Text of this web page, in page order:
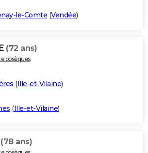
le-Comte (Vendée)
(72 ans)
obsèques
(Ille-et-Vilaine)
(Ille-et-Vilaine)
(78 ans)